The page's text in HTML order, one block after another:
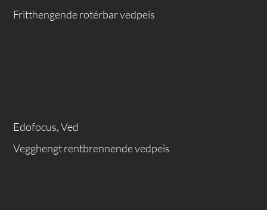
Fritthengende rotérbar vedpeis
Edofocus, Ved
Vegghengt rentbrennende vedpeis